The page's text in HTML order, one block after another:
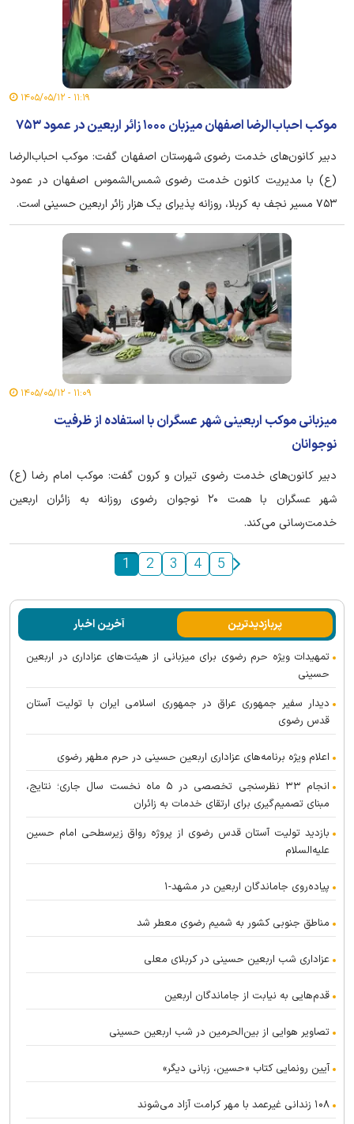
۱۱:۱۹ - ۱۴۰۵/۰۵/۱۲
موکب احباب‌الرضا اصفهان میزبان ۱۰۰۰ زائر اربعین در عمود ۷۵۳
دبیر کانون‌های خدمت رضوی شهرستان اصفهان گفت: موکب احباب‌الرضا
(ع) با مدیریت کانون خدمت رضوی شمس‌الشموس اصفهان در عمود
۷۵۳ مسیر نجف به کربلا، روزانه پذیرای یک هزار زائر اربعین حسینی است.
۱۱:۰۹ - ۱۴۰۵/۰۵/۱۲
میزبانی موکب اربعینی شهر عسگران با استفاده از ظرفیت
نوجوانان
دبیر کانون‌های خدمت رضوی تیران و کرون گفت: موکب امام رضا (ع)
شهر عسگران با همت ۲۰ نوجوان رضوی روزانه به زائران اربعین
خدمت‌رسانی می‌کند.
1 2 3 4 5
پربازدیدترین آخرین اخبار
تمهیدات ویژه حرم رضوی برای میزبانی از هیئت‌های عزاداری در اربعین
حسینی
دیدار سفیر جمهوری عراق در جمهوری اسلامی ایران با تولیت آستان
قدس رضوی
اعلام ویژه برنامه‌های عزاداری اربعین حسینی در حرم مطهر رضوی
انجام ۳۳ نظرسنجی تخصصی در ۵ ماه نخست سال جاری؛ نتایج،
مبنای تصمیم‌گیری برای ارتقای خدمات به زائران
بازدید تولیت آستان قدس رضوی از پروژه رواق زیرسطحی امام حسین
علیه‌السلام
پیاده‌روی جاماندگان اربعین در مشهد-۱
مناطق جنوبی کشور به شمیم رضوی معطر شد
عزاداری شب اربعین حسینی در کربلای معلی
قدم‌هایی به نیابت از جاماندگان اربعین
تصاویر هوایی از بین‌الحرمین در شب اربعین حسینی
آیین رونمایی کتاب «حسین، زبانی دیگر»
۱۰۸ زندانی غیرعمد با مهر کرامت آزاد می‌شوند